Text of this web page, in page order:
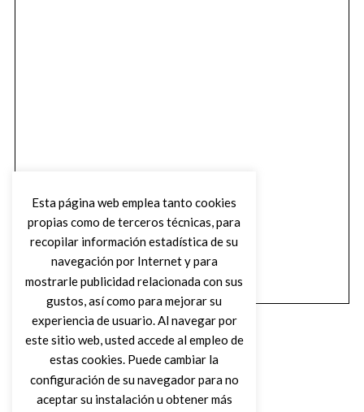
Esta página web emplea tanto cookies
propias como de terceros técnicas, para
recopilar información estadística de su
navegación por Internet y para
mostrarle publicidad relacionada con sus
gustos, así como para mejorar su
experiencia de usuario. Al navegar por
este sitio web, usted accede al empleo de
estas cookies. Puede cambiar la
configuración de su navegador para no
aceptar su instalación u obtener más